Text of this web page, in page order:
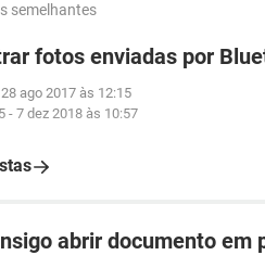
semelhantes
fotos enviadas por
28 ago 2017 às 12:15
- 7 dez 2018 às 10:57
abrir documento em